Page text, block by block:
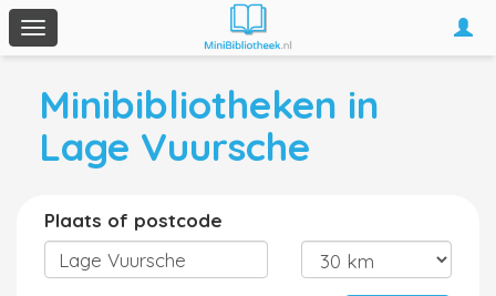
Toggle
navigation
Minibibliotheken in
Lage Vuursche
Plaats of postcode